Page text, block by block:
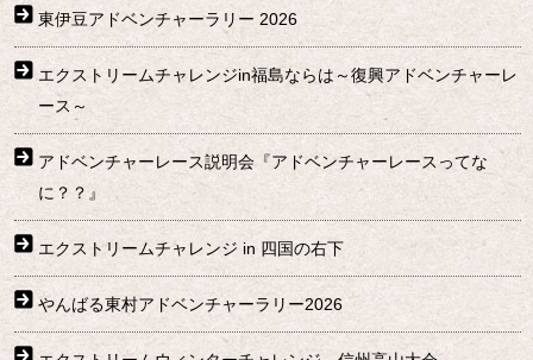
東伊豆アドベンチャーラリー 2026
エクストリームチャレンジin福島ならは～復興アドベンチャーレ
ース～
アドベンチャーレース説明会『アドベンチャーレースってな
に？？』
エクストリームチャレンジ in 四国の右下
やんばる東村アドベンチャーラリー2026